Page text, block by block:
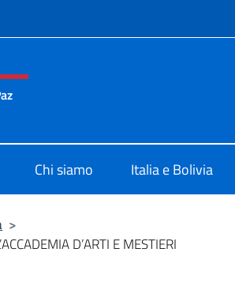
e menù
Chi siamo Italia e Bolivia
>
D’ARTI E MESTIERI